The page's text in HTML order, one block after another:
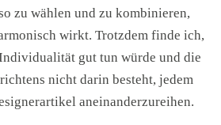
zu wählen und zu kombinieren,
wirkt. Trotzdem finde ich,
gut tun würde und die
nicht darin besteht, jedem
aneinanderzureihen.